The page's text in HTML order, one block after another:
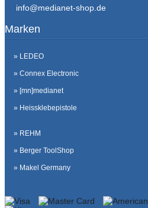
info@medianet-shop.de
Marken
» LEDEO
» Connex Electronic
» [mn]medianet
» Heissklebepistole
» REHM
» Berger ToolShop
» Makel Germany